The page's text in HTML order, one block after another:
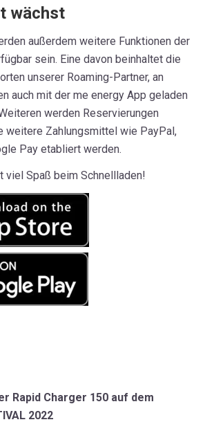
wächst
außerdem weitere Funktionen der
sein. Eine davon beinhaltet die
unserer Roaming-Partner, an
auch mit der me energy App geladen
werden Reservierungen
weitere Zahlungsmittel wie PayPal,
Pay etabliert werden.
viel Spaß beim Schnellladen!
Rapid Charger 150 auf dem
2022